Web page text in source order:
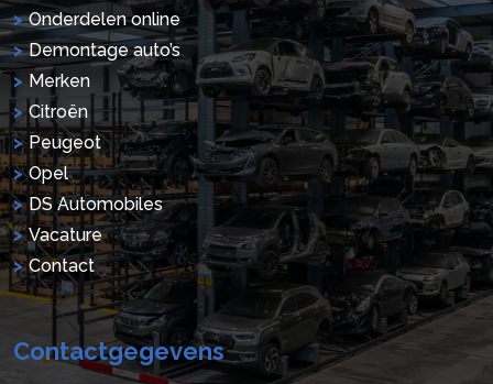
Onderdelen online
Demontage auto’s
Merken
Citroën
Peugeot
Opel
DS Automobiles
Vacature
Contact
Contactgegevens